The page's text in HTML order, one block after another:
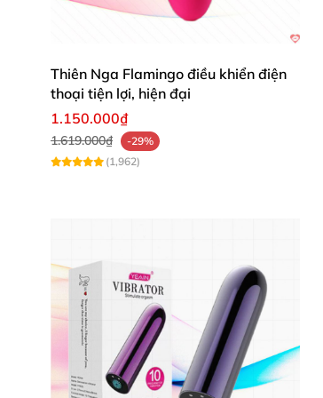
Ưu điểm nổi trội của sản
Thiên Nga Flamingo điều khiển điện
thoại tiện lợi, hiện đại
1.150.000₫
1.619.000₫
-29%
(1,962)